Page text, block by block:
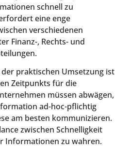
schnell zu
eine enge
verschiedenen
Finanz-, Rechts- und
praktischen Umsetzung ist
Zeitpunkts für die
müssen abwägen,
ad-hoc-pflichtig
am besten kommunizieren.
zwischen Schnelligkeit
Informationen zu wahren.